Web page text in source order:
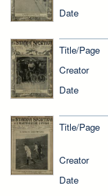
Date
Title/Page
Creator
Date
Title/Page
Creator
Date